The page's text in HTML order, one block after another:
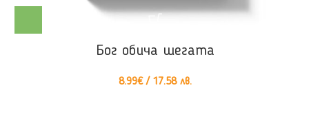
Бог обича шегата
8.99€/ 17.58 лв.